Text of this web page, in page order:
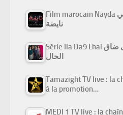
Film marocain Nayda الفيلم المغربي
نايضة
Série Ila Da9 Lhal سلسلة إلى ضاق
الحال
Tamazight TV live : la
à la promotion…
MEDI 1 TV live : la